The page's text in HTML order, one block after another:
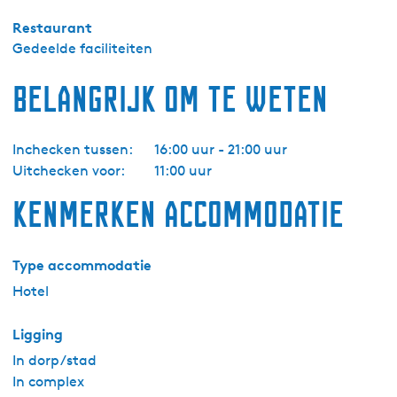
Gedeelde faciliteiten
Restaurant
Belangrijk om te weten
Inchecken tussen:
16:00 uur - 21:00 uur
Uitchecken voor:
11:00 uur
w
e
p
e
s
o
o
n
k
Kenmerken accommodatie
Type accommodatie
Hotel
Ligging
In dorp/stad
In complex